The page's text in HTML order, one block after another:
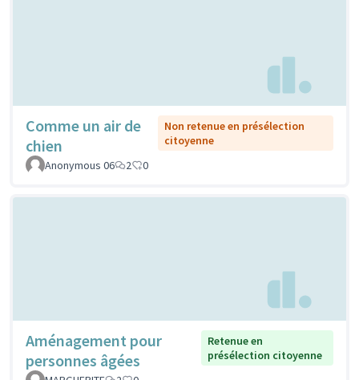
Comme un air de
chien
Non retenue en présélection
citoyenne
Anonymous 06
2 0
Aménagement pour
personnes âgées
Retenue en
présélection citoyenne